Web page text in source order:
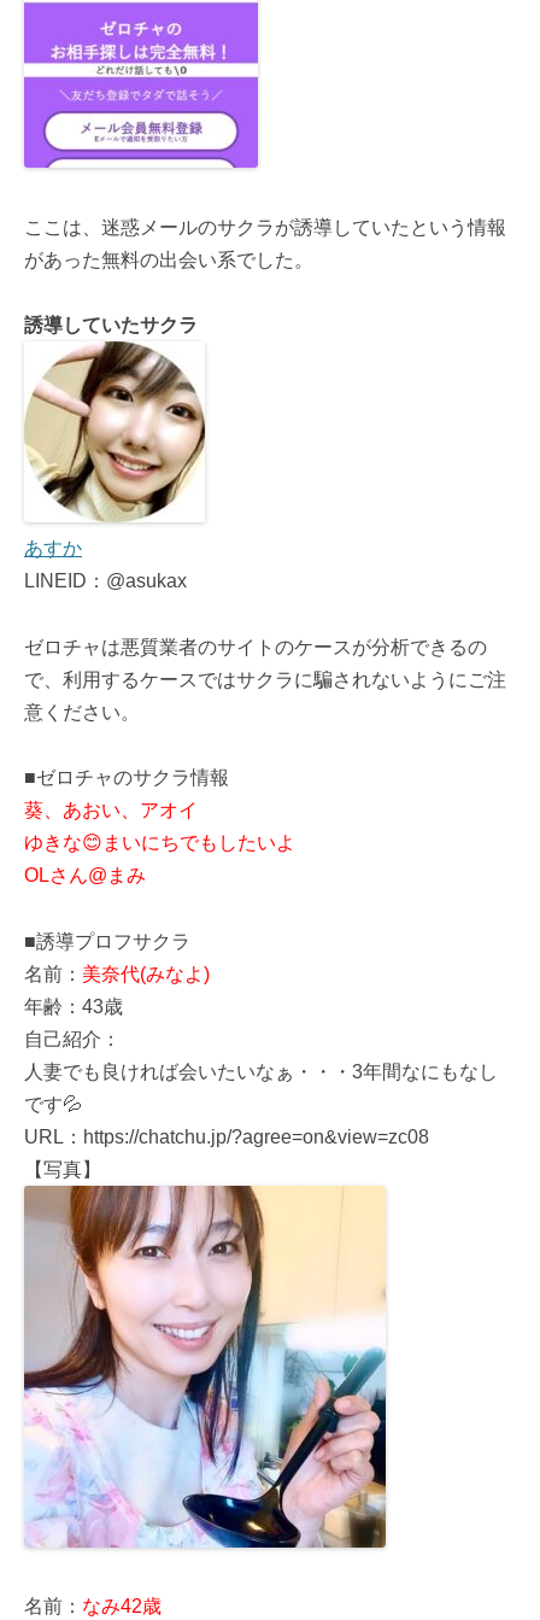
ここは、迷惑メールのサクラが誘導していたという情報
があった無料の出会い系でした。
誘導していたサクラ
あすか
LINEID：@asukax
ゼロチャは悪質業者のサイトのケースが分析できるの
で、利用するケースではサクラに騙されないようにご注
意ください。
■ゼロチャのサクラ情報
葵、あおい、アオイ
ゆきな😊まいにちでもしたいよ
OLさん@まみ
■誘導プロフサクラ
名前： 美奈代(みなよ)
年齢：43歳
自己紹介：
人妻でも良ければ会いたいなぁ・・・3年間なにもなし
です💦
URL：https://chatchu.jp/?agree=on&view=zc08
【写真】
名前： なみ42歳